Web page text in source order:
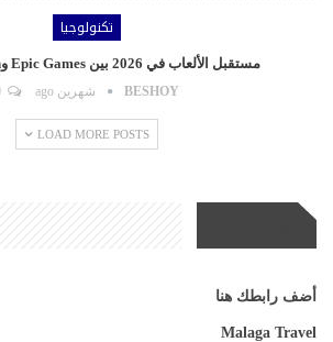
تكنولوجيا
مستقبل الألعاب في 2026 بين Epic Games وPlayStation…
BESHOY شهرين ago
LOAD MORE POSTS
أضف رابطك هنا
Malaga Travel